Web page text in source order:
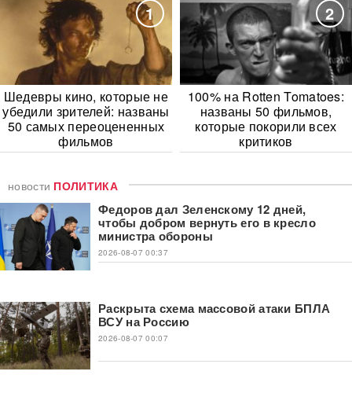
1
Шедевры кино, которые не
убедили зрителей: названы
50 самых переоцененных
фильмов
2
100% на Rotten Tomatoes:
названы 50 фильмов,
которые покорили всех
критиков
новости ПОЛИТИКА
Федоров дал Зеленскому 12 дней,
чтобы добром вернуть его в кресло
министра обороны
2026-08-07 00:37
Раскрыта схема массовой атаки БПЛА
ВСУ на Россию
2026-08-07 00:07